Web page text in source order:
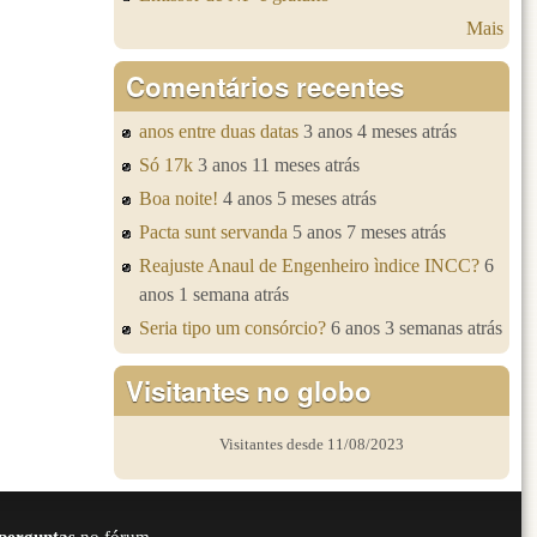
Mais
Comentários recentes
anos entre duas datas 3 anos 4 meses atrás
Só 17k 3 anos 11 meses atrás
Boa noite! 4 anos 5 meses atrás
Pacta sunt servanda 5 anos 7 meses atrás
Reajuste Anaul de Engenheiro ìndice INCC? 6
anos 1 semana atrás
Seria tipo um consórcio? 6 anos 3 semanas atrás
Visitantes no globo
Visitantes desde 11/08/2023